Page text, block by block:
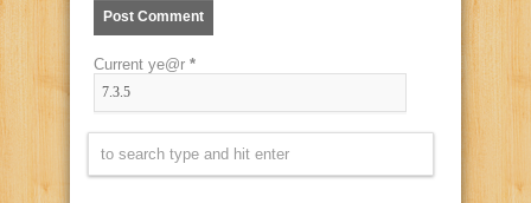
Current ye@r *